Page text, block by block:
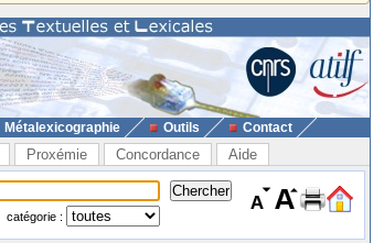
Métalexicographie Outils Contact
Proxémie Concordance Aide
catégorie :